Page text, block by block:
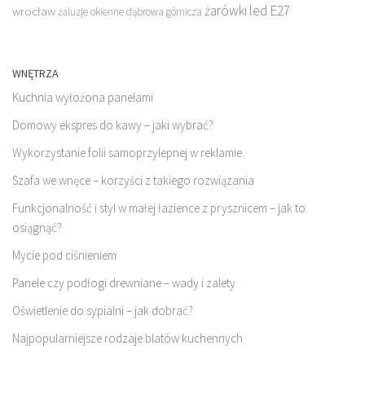
wrocławżaluzje okienne dąbrowa górnicza żarówki led E27
WNĘTRZA
Kuchnia wyłożona panelami
Domowy ekspres do kawy – jaki wybrać?
Wykorzystanie folii samoprzylepnej w reklamie.
Szafa we wnęce – korzyści z takiego rozwiązania
Funkcjonalność i styl w małej łazience z prysznicem – jak to
osiągnąć?
Mycie pod ciśnieniem
Panele czy podłogi drewniane – wady i zalety
Oświetlenie do sypialni – jak dobrać?
Najpopularniejsze rodzaje blatów kuchennych